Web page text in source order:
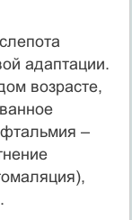
адаптации.
возрасте,
–